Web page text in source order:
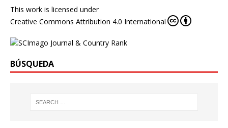
This work is licensed under
Creative Commons Attribution 4.0 International
BÚSQUEDA